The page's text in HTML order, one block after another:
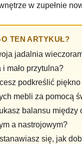
w zupełnie
TEN ARTYKUŁ?
jadalnia
i mało przytulna?
podkreślić
mebli za pomocą
balansu między
a nastrojowym?
się, jak